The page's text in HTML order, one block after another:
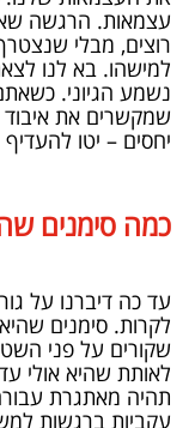
עצמאות. הרגשה
רוצים, מבלי
נשמע הגיוני.
שמקשרים את איבוד
יחסים – יטו
כמה סימנים
עד כה דיברנו על
לקרות. סימנים
שקורים על פני
לאותת שהיא אולי
תהיה מאתגרת
עקביות ברגשות